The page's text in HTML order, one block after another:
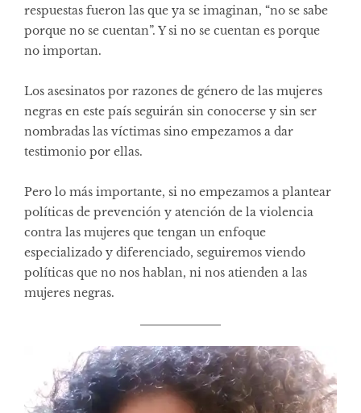
respuestas fueron las que ya se imaginan, “no se sabe
porque no se cuentan”. Y si no se cuentan es porque
no importan.
Los asesinatos por razones de género de las mujeres
negras en este país seguirán sin conocerse y sin ser
nombradas las víctimas sino empezamos a dar
testimonio por ellas.
Pero lo más importante, si no empezamos a plantear
políticas de prevención y atención de la violencia
contra las mujeres que tengan un enfoque
especializado y diferenciado, seguiremos viendo
políticas que no nos hablan, ni nos atienden a las
mujeres negras.